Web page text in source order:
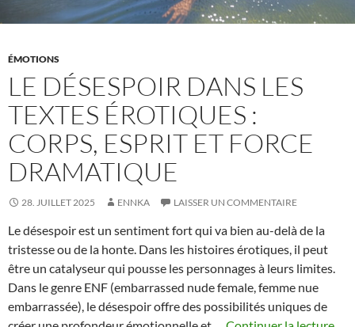
ÉMOTIONS
LE DÉSESPOIR DANS LES
TEXTES ÉROTIQUES :
CORPS, ESPRIT ET FORCE
DRAMATIQUE
28. JUILLET 2025 ENNKA LAISSER UN COMMENTAIRE
Le désespoir est un sentiment fort qui va bien au-delà de la
tristesse ou de la honte. Dans les histoires érotiques, il peut
être un catalyseur qui pousse les personnages à leurs limites.
Dans le genre ENF (embarrassed nude female, femme nue
embarrassée), le désespoir offre des possibilités uniques de